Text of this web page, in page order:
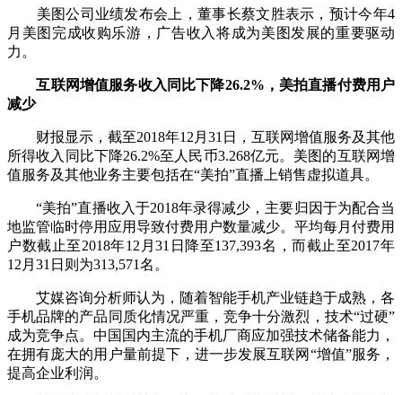
美图公司业绩发布会上，董事长蔡文胜表示，预计今年4
月美图完成收购乐游，广告收入将成为美图发展的重要驱动
力。
互联网增值服务收入同比下降26.2%，美拍直播付费用户
减少
财报显示，截至2018年12月31日，互联网增值服务及其他
所得收入同比下降26.2%至人民币3.268亿元。美图的互联网增
值服务及其他业务主要包括在“美拍”直播上销售虚拟道具。
“美拍”直播收入于2018年录得减少，主要归因于为配合当
地监管临时停用应用导致付费用户数量减少。平均每月付费用
户数截止至2018年12月31日降至137,393名，而截止至2017年
12月31日则为313,571名。
艾媒咨询分析师认为，随着智能手机产业链趋于成熟，各
手机品牌的产品同质化情况严重，竞争十分激烈，技术“过硬”
成为竞争点。中国国内主流的手机厂商应加强技术储备能力，
在拥有庞大的用户量前提下，进一步发展互联网“增值”服务，
提高企业利润。